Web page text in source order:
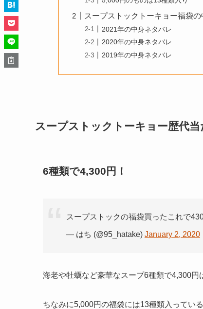
スープストックトーキョー福袋の
2021年の中身ネタバレ
2020年の中身ネタバレ
2019年の中身ネタバレ
スープストックトーキョー歴代当
6種類で4,300円！
スープストックの福袋買ったこれで
— はち (@95_hatake) January 2, 2020
海老や牡蠣など豪華なスープ6種類で4,300円
ちなみに5,000円の福袋には13種類入っている